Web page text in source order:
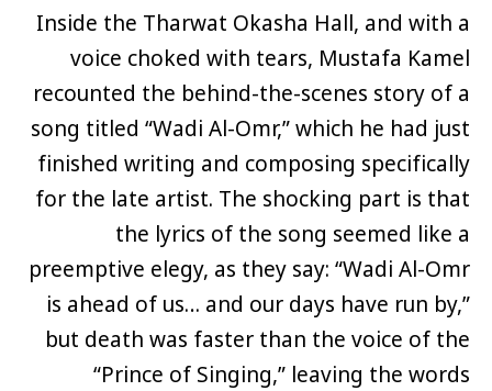
Inside the Tharwat Okasha Hall, and with a
voice choked with tears, Mustafa Kamel
recounted the behind-the-scenes story of a
song titled “Wadi Al-Omr,” which he had just
finished writing and composing specifically
for the late artist. The shocking part is that
the lyrics of the song seemed like a
preemptive elegy, as they say: “Wadi Al-Omr
is ahead of us… and our days have run by,”
but death was faster than the voice of the
“Prince of Singing,” leaving the words